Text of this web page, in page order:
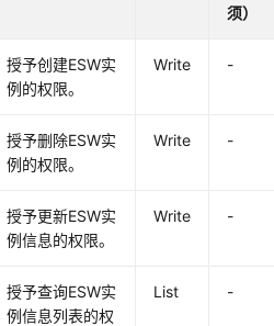
须）
授予创建ESW实
例的权限。
Write -
授予删除ESW实
例的权限。
Write -
授予更新ESW实
例信息的权限。
Write -
授予查询ESW实
例信息列表的权
List -